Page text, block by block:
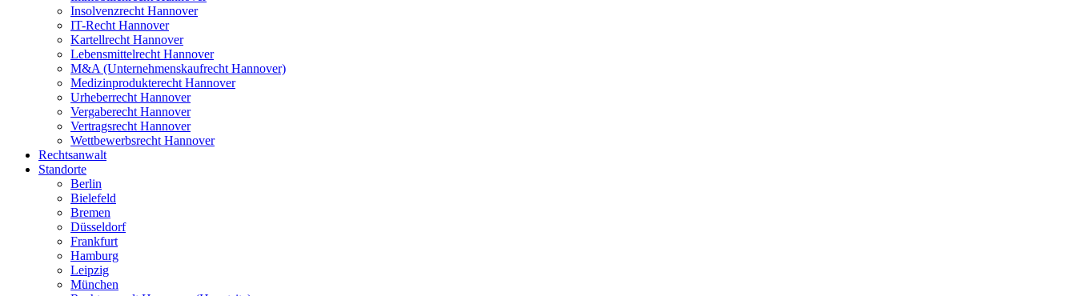
Insolvenzrecht Hannover
IT-Recht Hannover
Kartellrecht Hannover
Lebensmittelrecht Hannover
M&A (Unternehmenskaufrecht Hannover)
Medizinprodukterecht Hannover
Urheberrecht Hannover
Vergaberecht Hannover
Vertragsrecht Hannover
Wettbewerbsrecht Hannover
Rechtsanwalt
Standorte
Berlin
Bielefeld
Bremen
Düsseldorf
Frankfurt
Hamburg
Leipzig
München